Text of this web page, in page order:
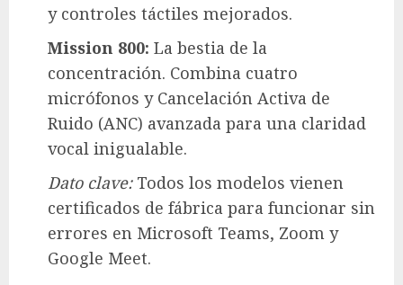
y controles táctiles mejorados.
Mission 800: La bestia de la
concentración. Combina cuatro
micrófonos y Cancelación Activa de
Ruido (ANC) avanzada para una claridad
vocal inigualable.
Dato clave:Todos los modelos vienen
certificados de fábrica para funcionar sin
errores en Microsoft Teams, Zoom y
Google Meet.